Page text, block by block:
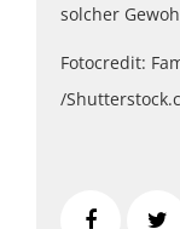
solcher
Fotocredit:
/